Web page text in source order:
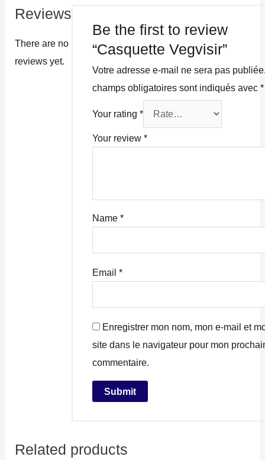
Reviews
There are no
reviews yet.
Be the first to review
“Casquette Vegvisir”
Votre adresse e-mail ne sera pas
champs obligatoires sont indiqués avec*
Your rating*
Your review*
Name*
Email*
Enregistrer mon nom, mon e-mail et
site dans le navigateur pour mon
commentaire.
Related products